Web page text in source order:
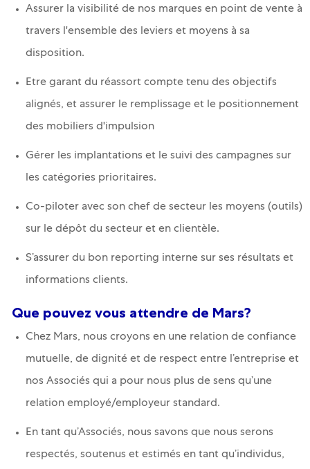
Assurer la visibilité de nos marques en point de vente à
travers l'ensemble des leviers et moyens à sa
disposition.
Etre garant du réassort compte tenu des objectifs
alignés, et assurer le remplissage et le positionnement
des mobiliers d'impulsion
Gérer les implantations et le suivi des campagnes sur
les catégories prioritaires.
Co-piloter avec son chef de secteur les moyens (outils)
sur le dépôt du secteur et en clientèle.
S’assurer du bon reporting interne sur ses résultats et
informations clients.
Que pouvez vous attendre de Mars?
Chez Mars, nous croyons en une relation de confiance
mutuelle, de dignité et de respect entre l’entreprise et
nos Associés qui a pour nous plus de sens qu’une
relation employé/employeur standard.
En tant qu’Associés, nous savons que nous serons
respectés, soutenus et estimés en tant qu’individus,